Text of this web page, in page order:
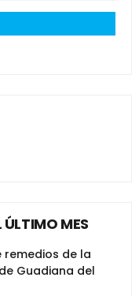
ÚLTIMO MES
remedios de la
Guadiana del